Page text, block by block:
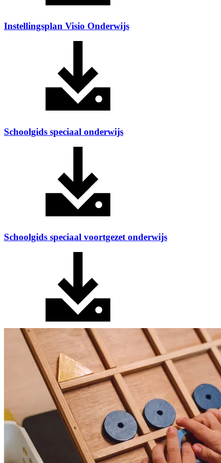
Instellingsplan Visio Onderwijs
Schoolgids speciaal onderwijs
Schoolgids speciaal voortgezet onderwijs